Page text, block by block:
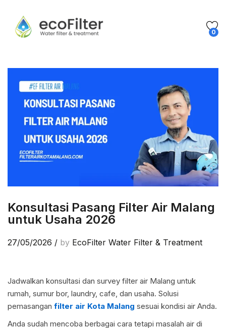
0
Konsultasi Pasang Filter Air Malang
untuk Usaha 2026
27/05/2026 / by EcoFilter Water Filter & Treatment
Jadwalkan konsultasi dan survey filter air Malang untuk
rumah, sumur bor, laundry, cafe, dan usaha. Solusi
pemasangan filter air Kota Malang sesuai kondisi air Anda.
Anda sudah mencoba berbagai cara tetapi masalah air di